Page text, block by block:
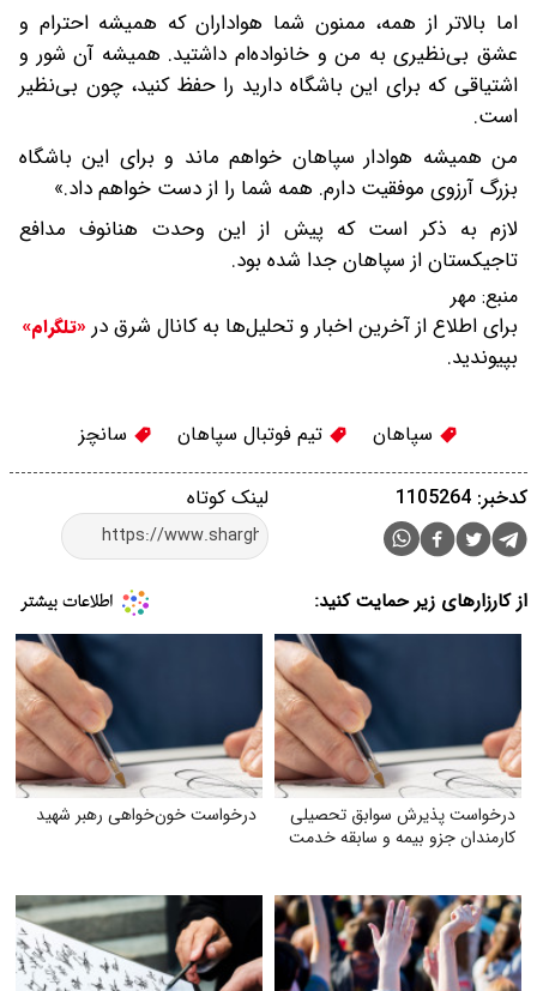
اما بالاتر از همه، ممنون شما هواداران که همیشه احترام و
عشق بی‌نظیری به من و خانواده‌ام داشتید. همیشه آن شور و
اشتیاقی که برای این باشگاه دارید را حفظ کنید، چون بی‌نظیر
است.
من همیشه هوادار سپاهان خواهم ماند و برای این باشگاه
بزرگ آرزوی موفقیت دارم. همه شما را از دست خواهم داد.»
لازم به ذکر است که پیش از این وحدت هنانوف مدافع
تاجیکستان از سپاهان جدا شده بود.
منبع: مهر
برای اطلاع از آخرین اخبار و تحلیل‌ها به کانال شرق در «تلگرام»
بپیوندید.
سپاهان تیم فوتبال سپاهان سانچز
لینک کوتاه کدخبر: 1105264
از کارزارهای زیر حمایت کنید:
درخواست پذیرش سوابق تحصیلی
کارمندان جزو بیمه و سابقه خدمت
درخواست خون‌خواهی رهبر شهید